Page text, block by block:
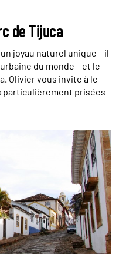
de Tijuca
joyau naturel unique – il
du monde – et le
Olivier vous invite à le
particulièrement prisées